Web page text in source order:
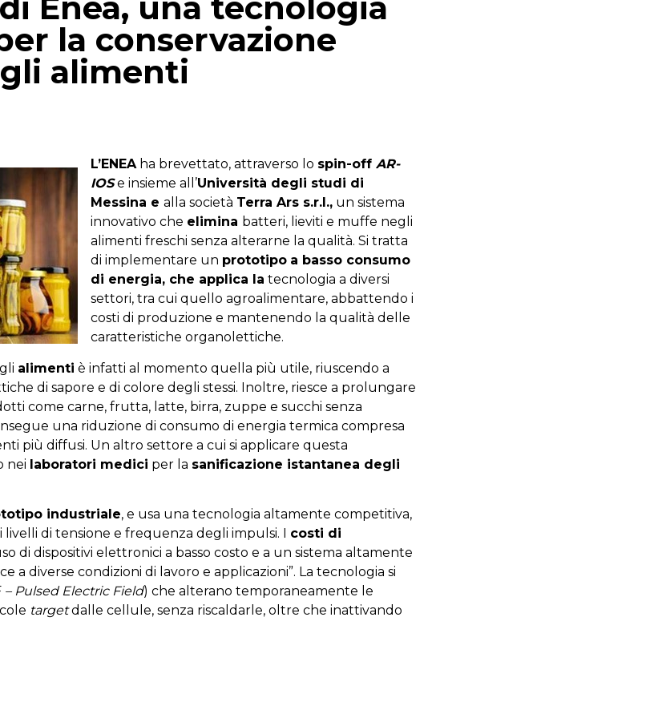
Enea, una tecnologia
la conservazione
alimenti
L’ENEAha brevettato, attraverso lo spin-offAR-
IOSe insieme all’Università degli studi di
Messina ealla società Terra Ars s.r.l., un sistema
innovativo che elimina batteri, lieviti e muffe negli
alimenti freschi senza alterarne la qualità. Si tratta
di implementare un prototipo a basso consumo
di energia, che applica la tecnologia a diversi
settori, tra cui quello agroalimentare, abbattendo i
costi di produzione e mantenendo la qualità delle
caratteristiche organolettiche.
alimenti è infatti al momento quella più utile, riuscendo a
di sapore e di colore degli stessi. Inoltre, riesce a prolungare
come carne, frutta, latte, birra, zuppe e succhi senza
una riduzione di consumo di energia termica compresa
più diffusi. Un altro settore a cui si applicare questa
nei laboratori medici per la sanificazione istantanea degli
industriale, e usa una tecnologia altamente competitiva,
di tensione e frequenza degli impulsi. I costi di
di dispositivi elettronici a basso costo e a un sistema altamente
a diverse condizioni di lavoro e applicazioni”. La tecnologia si
– Pulsed Electric Field) che alterano temporaneamente le
targetdalle cellule, senza riscaldarle, oltre che inattivando